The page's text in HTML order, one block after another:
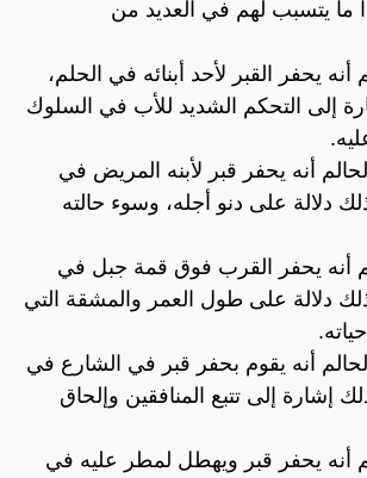
ما يتسبب لهم في العديد من
أنه يحفر القبر لأحد أبنائه في الحلم،
إلى التحكم الشديد للأب في السلوك
أنه يحفر قبر لأبنه المريض في
دلالة على دنو أجله، وسوء حالته
أنه يحفر القرب فوق قمة جبل في
دلالة على طول العمر والمشقة التي
أنه يقوم بحفر قبر في الشارع في
إشارة إلى تتبع المنافقين وإلحاق
أنه يحفر قبر ويهطل لمطر عليه في